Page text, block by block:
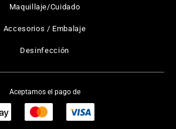
Maquillaje/Cuidado
Accesorios / Embalaje
Desinfección
Aceptamos el pago de